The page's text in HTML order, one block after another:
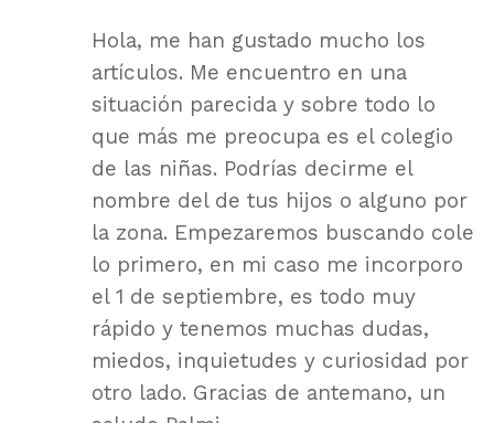
Hola, me han gustado mucho los
artículos. Me encuentro en una
situación parecida y sobre todo lo
que más me preocupa es el colegio
de las niñas. Podrías decirme el
nombre del de tus hijos o alguno por
la zona. Empezaremos buscando cole
lo primero, en mi caso me incorporo
el 1 de septiembre, es todo muy
rápido y tenemos muchas dudas,
miedos, inquietudes y curiosidad por
otro lado. Gracias de antemano, un